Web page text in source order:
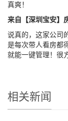
真爽！
来自【深圳宝安】
说真的，这家公司
是每次带人看房都
就能一键管理！很
相关新闻